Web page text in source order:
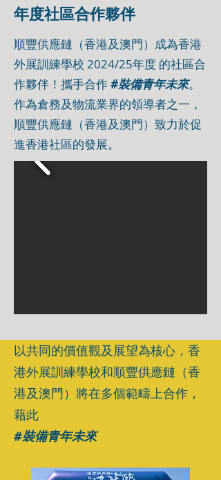
年度社區合作夥伴
順豐供應鏈（香港及澳門）成為香港
外展訓練學校 2024/25年度 的社區合
作夥伴！攜手合作#裝備青年未來。
作為倉務及物流業界的領導者之一，
順豐供應鏈（香港及澳門）致力於促
進香港社區的發展。
以共同的價值觀及展望為核心，香
港外展訓練學校和順豐供應鏈（香
港及澳門）將在多個範疇上合作，
藉此
#裝備青年未來